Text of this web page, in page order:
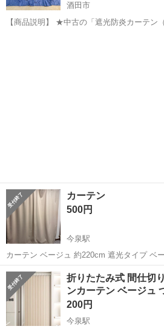
酒田市
【商品説明】 ★中古の「遮光防炎カーテン
カーテン
500円
今泉駅
カーテン ベージュ 約220cm 遮光タイプ ベージュカラーのカーテンで
す。
山形 長井市 今泉駅 カーテン、
折りたたみ式 間仕切
ンカーテン ベージュ
200円
今泉駅